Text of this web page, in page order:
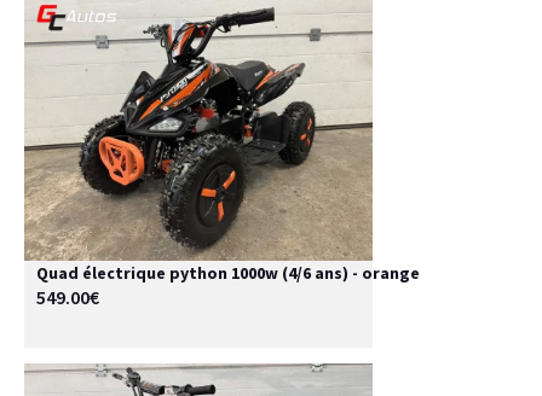
Quad électrique python 1000w (4/6 ans) - orange
549.00€